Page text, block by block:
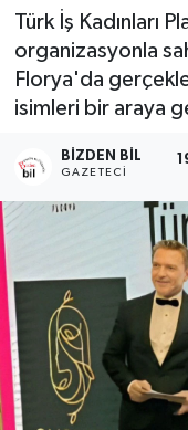
Türk İş Kadınları
organizasyonla
Florya'da
isimleri bir araya
BIZDEN BIL
GAZETECI
Son Dakika
Haber Arşivi